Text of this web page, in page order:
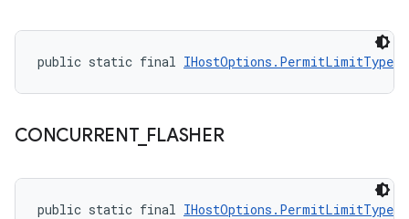
public static final IHostOptions.PermitLimitType
CONCURRENT_ FLASHER
public static final IHostOptions.PermitLimitType